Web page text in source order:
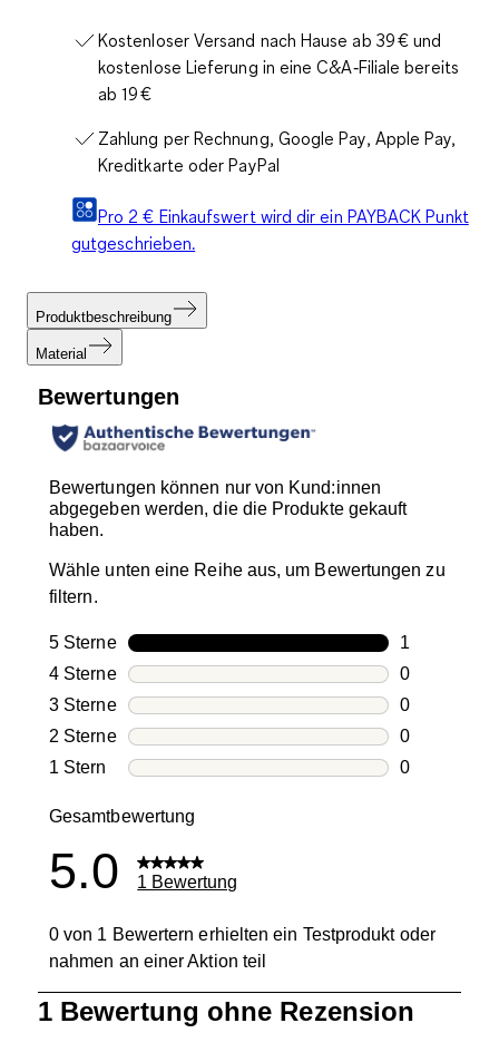
Kostenloser Versand nach Hause ab 39 € und
kostenlose Lieferung in eine C&A‑Filiale bereits
ab 19 €
Zahlung per Rechnung, Google Pay, Apple Pay,
Kreditkarte oder PayPal
Pro 2 € Einkaufswert wird dir ein PAYBACK Punkt
gutgeschrieben.
Produktbeschreibung
Material
Bewertungen
Bewertungen können nur von Kund:innen
abgegeben werden, die die Produkte gekauft
haben.
Wähle unten eine Reihe aus, um Bewertungen zu
filtern.
5 SterneSterne
1
1
4 SterneSterne
0
0
3 SterneSterne
0
0
2 SterneSterne
0
0
1 Stern Sterne
0
Gesamtbewertung
5.0 1 Bewertung
0 von 1 Bewertern erhielten ein Testprodukt oder
nahmen an einer Aktion teil
1 Bewertung ohne Rezension